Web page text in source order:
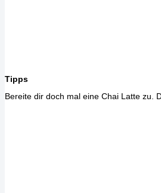
Tipps
Bereite dir doch mal eine Chai Latte zu.